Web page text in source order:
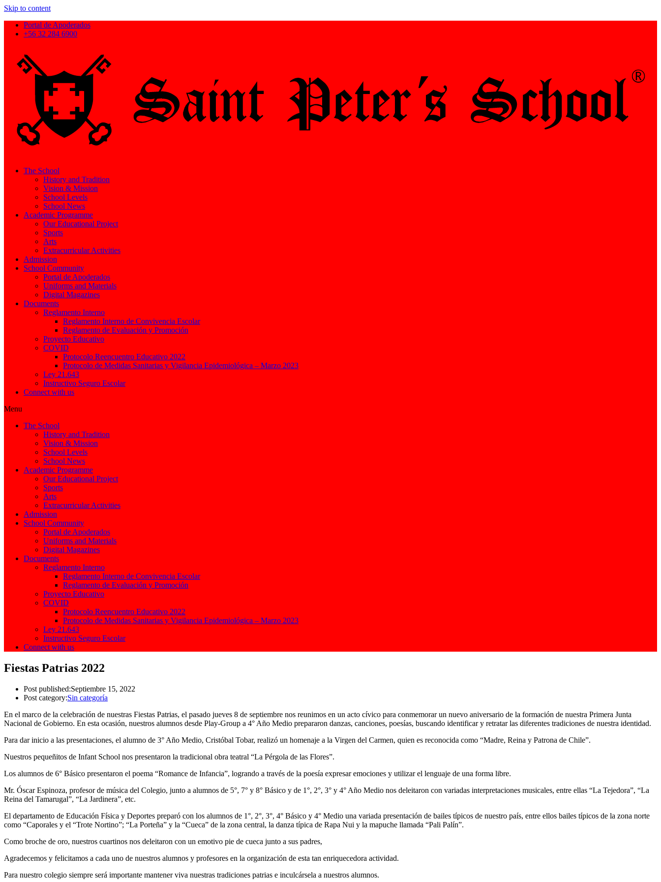
Skip to content
Portal de Apoderados
+56 32 284 6900
The School
History and Tradition
Vision & Mission
School Levels
School News
Academic Programme
Our Educational Project
Sports
Arts
Extracurricular Activities
Admission
School Community
Portal de Apoderados
Uniforms and Materials
Digital Magazines
Documents
Reglamento Interno
Reglamento Interno de Convivencia Escolar
Reglamento de Evaluación y Promoción
Proyecto Educativo
COVID
Protocolo Reencuentro Educativo 2022
Protocolo de Medidas Sanitarias y Vigilancia Epidemiológica – Marzo 2023
Ley 21.643
Instructivo Seguro Escolar
Connect with us
Menu
The School
History and Tradition
Vision & Mission
School Levels
School News
Academic Programme
Our Educational Project
Sports
Arts
Extracurricular Activities
Admission
School Community
Portal de Apoderados
Uniforms and Materials
Digital Magazines
Documents
Reglamento Interno
Reglamento Interno de Convivencia Escolar
Reglamento de Evaluación y Promoción
Proyecto Educativo
COVID
Protocolo Reencuentro Educativo 2022
Protocolo de Medidas Sanitarias y Vigilancia Epidemiológica – Marzo 2023
Ley 21.643
Instructivo Seguro Escolar
Connect with us
Fiestas Patrias 2022
Post published:Septiembre 15, 2022
Post category:Sin categoría
En el marco de la celebración de nuestras Fiestas Patrias, el pasado jueves 8 de septiembre nos reunimos en un acto cívico para conmemorar un nuevo aniversario de la formación de nuestra Primera Junta
Nacional de Gobierno. En esta ocasión, nuestros alumnos desde Play-Group a 4° Año Medio prepararon danzas, canciones, poesías, buscando identificar y retratar las diferentes tradiciones de nuestra identidad.
Para dar inicio a las presentaciones, el alumno de 3° Año Medio, Cristóbal Tobar, realizó un homenaje a la Virgen del Carmen, quien es reconocida como “Madre, Reina y Patrona de Chile”.
Nuestros pequeñitos de Infant School nos presentaron la tradicional obra teatral “La Pérgola de las Flores”.
Los alumnos de 6° Básico presentaron el poema “Romance de Infancia”, logrando a través de la poesía expresar emociones y utilizar el lenguaje de una forma libre.
Mr. Óscar Espinoza, profesor de música del Colegio, junto a alumnos de 5°, 7° y 8° Básico y de 1°, 2°, 3° y 4° Año Medio nos deleitaron con variadas interpretaciones musicales, entre ellas “La Tejedora”, “La
Reina del Tamarugal”, “La Jardinera”, etc.
El departamento de Educación Física y Deportes preparó con los alumnos de 1°, 2°, 3°, 4° Básico y 4° Medio una variada presentación de bailes típicos de nuestro país, entre ellos bailes típicos de la zona norte
como “Caporales y el “Trote Nortino”; “La Porteña” y la “Cueca” de la zona central, la danza típica de Rapa Nui y la mapuche llamada “Pali Palín”.
Como broche de oro, nuestros cuartinos nos deleitaron con un emotivo pie de cueca junto a sus padres,
Agradecemos y felicitamos a cada uno de nuestros alumnos y profesores en la organización de esta tan enriquecedora actividad.
Para nuestro colegio siempre será importante mantener viva nuestras tradiciones patrias e inculcársela a nuestros alumnos.